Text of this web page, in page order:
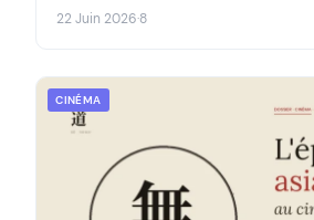
22 Juin 2026·8
CINÉMA